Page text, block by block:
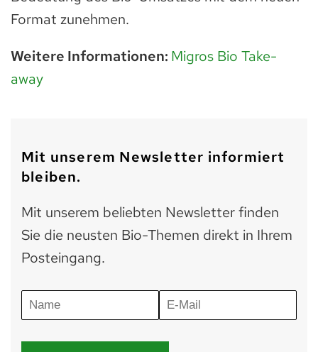
Format zunehmen.
Weitere Informationen: Migros Bio Take-
away
Mit unserem Newsletter informiert
bleiben.
Mit unserem beliebten Newsletter finden
Sie die neusten Bio-Themen direkt in Ihrem
Posteingang.